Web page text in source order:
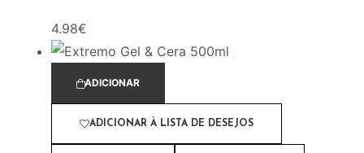
4.98€
ADICIONAR
ADICIONAR À LISTA DE DESEJOS